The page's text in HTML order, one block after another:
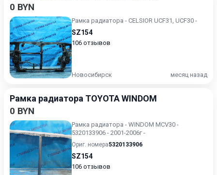
0 BYN
Рамка радиатора - CELSIOR UCF31, UCF30 -
SZ154
106 отзывов
Новосибирск месяц назад
Рамка радиатора TOYOTA WINDOM
0 BYN
Рамка радиатора - WINDOM MCV30 -
5320133906 - 2001-2006г -
Ориг. номера5320133906
SZ154
106 отзывов